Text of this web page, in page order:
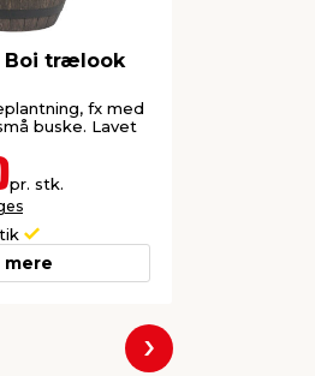
Boi trælook
fx med
buske. Lavet
pr. stk.
mere
Næste